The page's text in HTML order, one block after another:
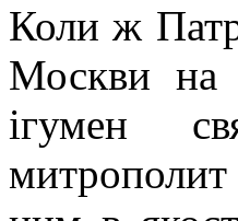
Коли ж
Москви на
ігумен